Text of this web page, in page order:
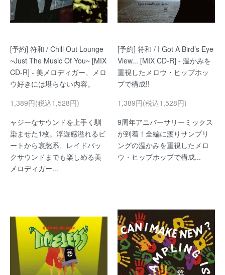
[予約] 符和 / Chill Out Lounge
~Just The Music Of You~ [MIX
CD-R] - 美メロディガー、メロ
ウ好きには堪らない内容。
1,389円(税込1,528円)
ャジーなサウンドを上手く馴
染ませた1枚。浮遊感溢れるビ
ートから哀愁系、レイドバッ
クサウンドまでも楽しめる美
メロディガー...
[予約] 符和 / I Got A Bird’s Eye
View... [MIX CD-R] - 温かみを
重視したメロウ・ヒップホッ
プで構成!!
1,389円(税込1,528円)
9周年アニバーサリーミックス
が到着！全編に渡りサンプリ
ングの温かみを重視したメロ
ウ・ヒップホップで構成...